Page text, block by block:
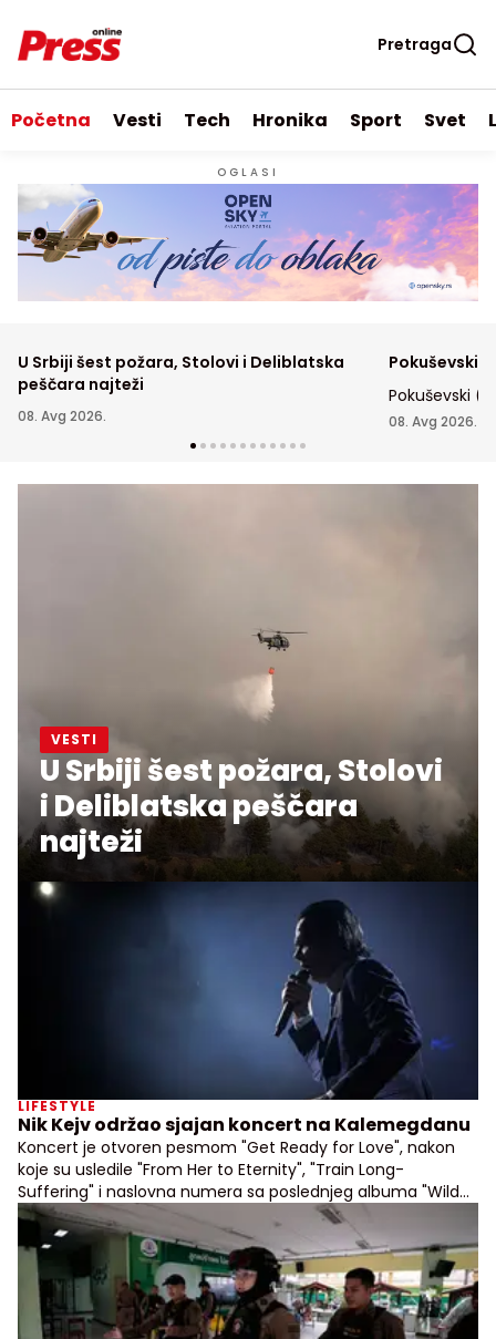
Pretraga
Početna Vesti Tech Hronika Sport Svet
OGLASI
U Srbiji šest požara, Stolovi i Deliblatska
peščara najteži
08. Avg 2026.
Pokuševski
Pokuševski
prosečno
08. Avg 2026.
VESTI
U Srbiji šest požara, Stolovi
i Deliblatska peščara
najteži
LIFESTYLE
Nik Kejv održao sjajan koncert na Kalemegdanu
Koncert je otvoren pesmom "Get Ready for Love", nakon
koje su usledile "From Her to Eternity", "Train Long-
Suffering" i naslovna numera sa poslednjeg albuma "Wild
God"